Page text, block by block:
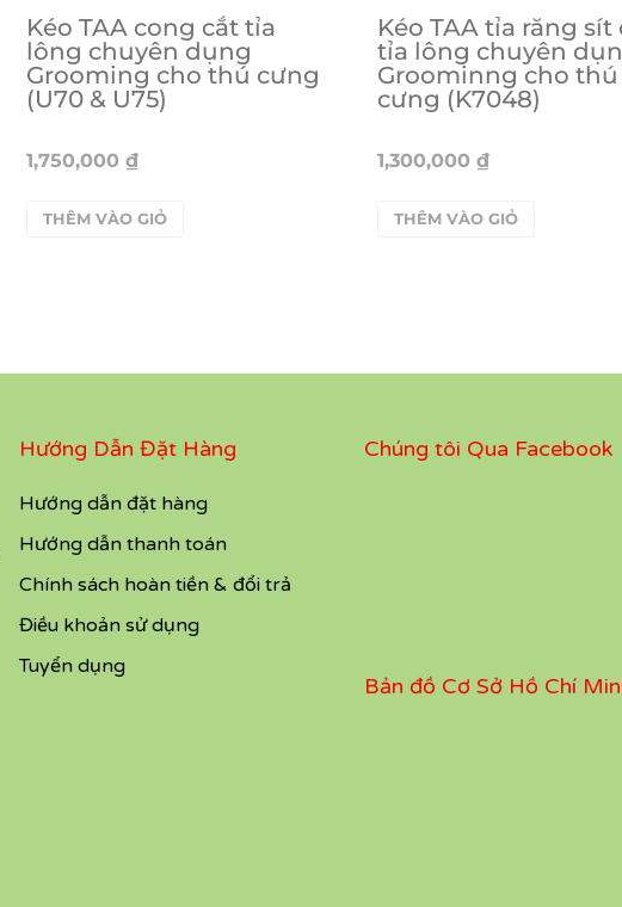
Kéo TAA cong cắt tỉa
lông chuyên dụng
Grooming cho thú cưng
(U70 & U75)
1,750,000 ₫
THÊM VÀO GIỎ
Kéo TAA tỉa răng sít
tỉa lông chuyên
Groominng cho thú
cưng (K7048)
1,300,000₫
THÊM VÀO GIỎ
Hướng Dẫn Đặt Hàng
Hướng dẫn đặt hàng
Hướng dẫn thanh toán
Chính sách hoàn tiền & đổi trả
Điều khoản sử dụng
Tuyển dụng
Chúng tôi Qua Facebook
Bản đồ Cơ Sở Hồ Chí